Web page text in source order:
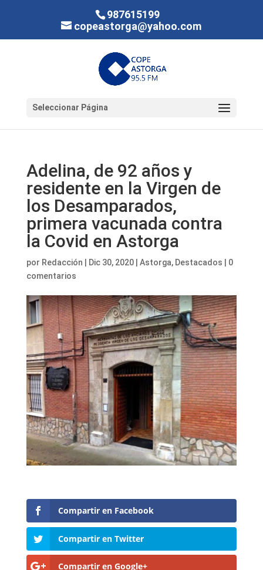
987615199
copeastorga@yahoo.com
Seleccionar Página
Adelina, de 92 años y
residente en la Virgen de
los Desamparados,
primera vacunada contra
la Covid en Astorga
por Redacción Dic 30, 2020| Astorga, Destacados
0
comentarios
Compartir en Facebook
Compartir en Twitter
Compartir en Google+